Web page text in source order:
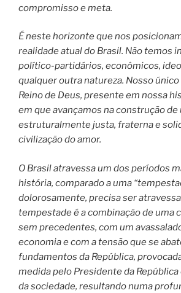
compromisso e meta.
É neste horizonte que nos
realidade atual do Brasil. Não temos
político-partidários, econômicos,
qualquer outra natureza. Nosso
Reino de Deus, presente em nossa
em que avançamos na construção
estruturalmente justa, fraterna e
civilização do amor.
O Brasil atravessa um dos períodos
história, comparado a uma
dolorosamente, precisa ser
tempestade é a combinação de uma
sem precedentes, com um
economia e com a tensão que se
fundamentos da República,
medida pelo Presidente da
da sociedade, resultando numa